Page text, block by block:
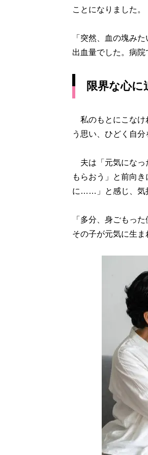
ことになりました。
「突然、血の塊み
出血量でした。病院
限界な心に
私のもとにこなけ
う思い、ひどく自分
夫は「元気になっ
もらおう」と前向
に……」と感じ、気
「多分、身ごもっ
その子が元気に生ま